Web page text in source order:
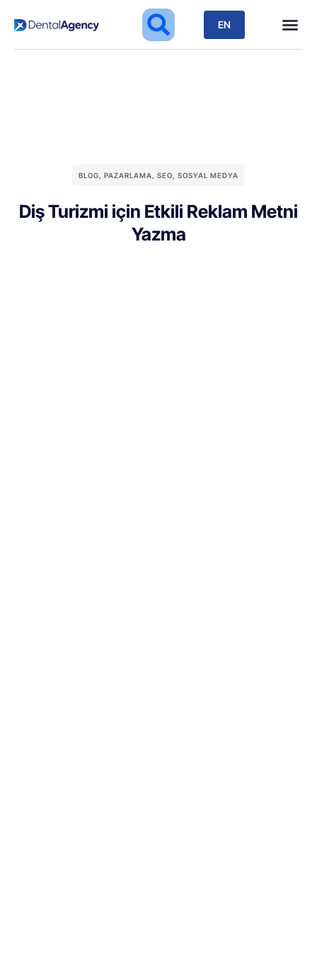
EN
BLOG, PAZARLAMA, SEO, SOSYAL MEDYA
Diş Turizmi için Etkili Reklam Metni
Yazma